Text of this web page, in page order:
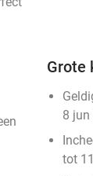
Grote
8 jun
tot